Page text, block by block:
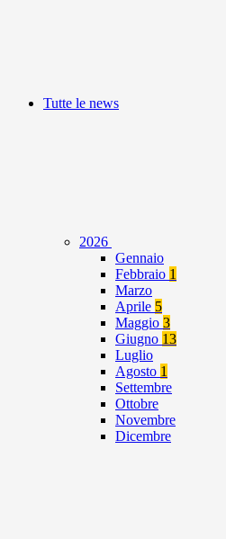
Tutte le news
2026
Gennaio
Febbraio 1
Marzo
Aprile 5
Maggio 3
Giugno 13
Luglio
Agosto 1
Settembre
Ottobre
Novembre
Dicembre